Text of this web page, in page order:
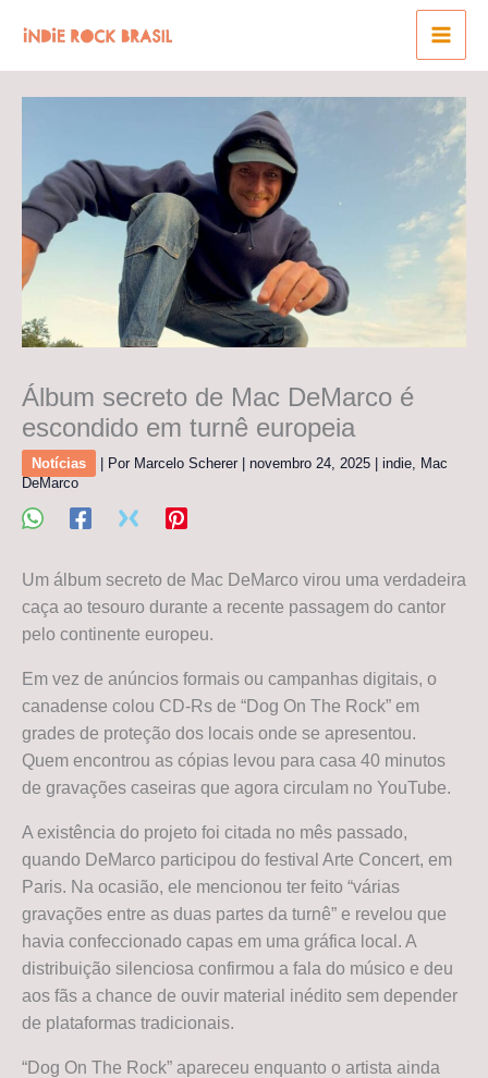
para
o
conteúdo
Álbum secreto de Mac DeMarco é
escondido em turnê europeia
Notícias | Por Marcelo Scherer | novembro 24, 2025 | indie Mac
DeMarco
Um álbum secreto de Mac DeMarco virou uma verdadeira
caça ao tesouro durante a recente passagem do cantor
pelo continente europeu.
Em vez de anúncios formais ou campanhas digitais, o
canadense colou CD-Rs de “Dog On The Rock” em
grades de proteção dos locais onde se apresentou.
Quem encontrou as cópias levou para casa 40 minutos
de gravações caseiras que agora circulam no YouTube.
A existência do projeto foi citada no mês passado,
quando DeMarco participou do festival Arte Concert, em
Paris. Na ocasião, ele mencionou ter feito “várias
gravações entre as duas partes da turnê” e revelou que
havia confeccionado capas em uma gráfica local. A
distribuição silenciosa confirmou a fala do músico e deu
aos fãs a chance de ouvir material inédito sem depender
de plataformas tradicionais.
“Dog On The Rock” apareceu enquanto o artista ainda